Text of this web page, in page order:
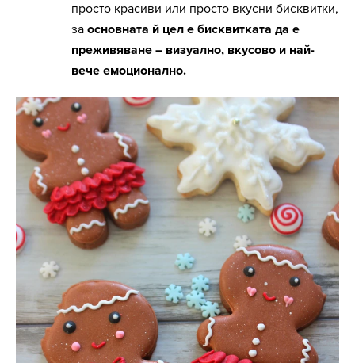
просто красиви или просто вкусни бисквитки,
за основната й цел е бисквитката да е
преживяване – визуално, вкусово и най-
вече емоционално.